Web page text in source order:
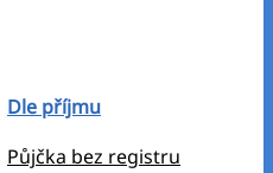
Dle příjmu
Půjčka bez registru